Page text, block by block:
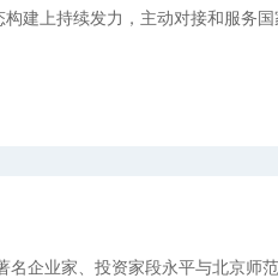
构建上持续发力，主动对接和服务
名企业家、投资家段永平与北京师